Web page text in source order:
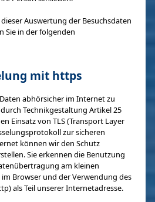
Auswertung der Besuchsdaten
Sie in der folgenden
mit https
abhörsicher im Internet zu
Technikgestaltung Artikel 25
Einsatz von TLS (Transport Layer
zur sicheren
können wir den Schutz
Sie erkennen die Benutzung
am kleinen
Browser und der Verwendung des
als Teil unserer Internetadresse.